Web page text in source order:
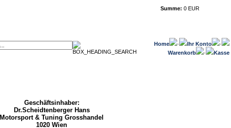
Summe: 0 EUR
Home · Ihr Konto
·
Warenkorb
· Kasse
Geschäftsinhaber:
Dr.Scheidtenberger Hans
Motorsport & Tuning Grosshandel
1020 Wien